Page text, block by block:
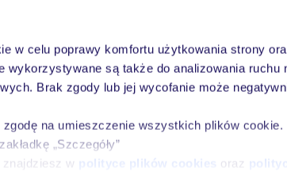
w celu poprawy komfortu użytkowania strony
są także do analizowania ruchu
Brak zgody lub jej wycofanie może
na umieszczenie wszystkich plików
„Szczegóły”
znajdziesz w polityce plików cookies oraz
Wyżywienie Atrakcje Ważne